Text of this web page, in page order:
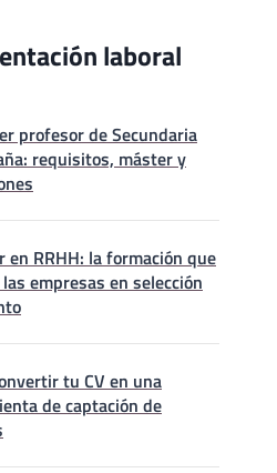
laboral
profesor de Secundaria
requisitos, máster y
en RRHH: la formación que
empresas en selección
tu CV en una
de captación de